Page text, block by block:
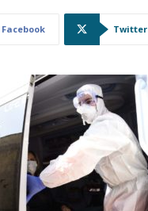
Facebook Twitter